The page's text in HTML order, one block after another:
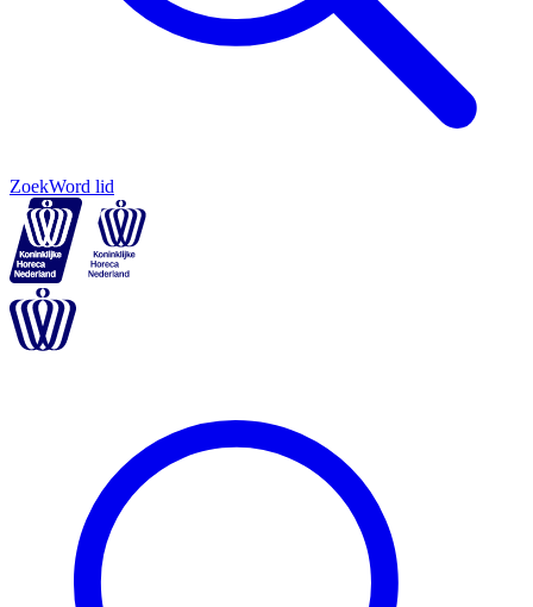
ZoekWord lid